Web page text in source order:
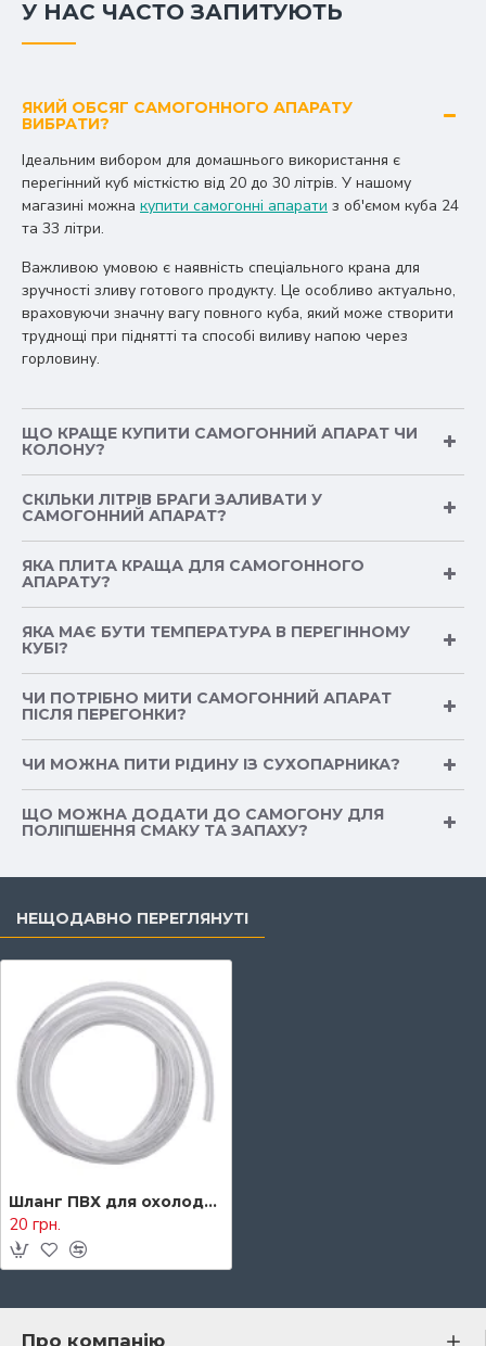
У НАС ЧАСТО ЗАПИТУЮТЬ
ЯКИЙ ОБСЯГ САМОГОННОГО АПАРАТУ
ВИБРАТИ?
Ідеальним вибором для домашнього використання є
перегінний куб місткістю від 20 до 30 літрів. У нашому
магазині можна купити самогонні апарати з об'ємом куба 24
та 33 літри.
Важливою умовою є наявність спеціального крана для
зручності зливу готового продукту. Це особливо актуально,
враховуючи значну вагу повного куба, який може створити
труднощі при піднятті та способі виливу напою через
горловину.
ЩО КРАЩЕ КУПИТИ САМОГОННИЙ АПАРАТ ЧИ
КОЛОНУ?
СКІЛЬКИ ЛІТРІВ БРАГИ ЗАЛИВАТИ У
САМОГОННИЙ АПАРАТ?
ЯКА ПЛИТА КРАЩА ДЛЯ САМОГОННОГО
АПАРАТУ?
ЯКА МАЄ БУТИ ТЕМПЕРАТУРА В ПЕРЕГІННОМУ
КУБІ?
ЧИ ПОТРІБНО МИТИ САМОГОННИЙ АПАРАТ
ПІСЛЯ ПЕРЕГОНКИ?
ЧИ МОЖНА ПИТИ РІДИНУ ІЗ СУХОПАРНИКА?
ЩО МОЖНА ДОДАТИ ДО САМОГОНУ ДЛЯ
ПОЛІПШЕННЯ СМАКУ ТА ЗАПАХУ?
НЕЩОДАВНО ПЕРЕГЛЯНУТІ
Шланг ПВХ для охолодження, 1 метр
20 грн.
Про компанію